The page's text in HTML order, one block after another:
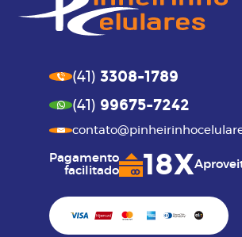
(41) 3308-1789
(41) 99675-7242
Pagamento
facilitado
18X